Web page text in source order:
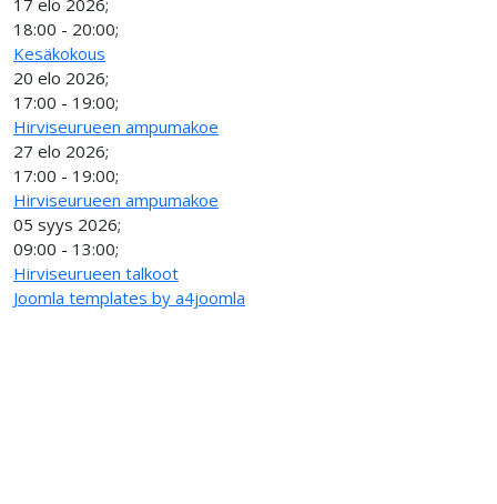
17 elo 2026;
18:00 - 20:00;
Kesäkokous
20 elo 2026;
17:00 - 19:00;
Hirviseurueen ampumakoe
27 elo 2026;
17:00 - 19:00;
Hirviseurueen ampumakoe
05 syys 2026;
09:00 - 13:00;
Hirviseurueen talkoot
Joomla templates by a4joomla